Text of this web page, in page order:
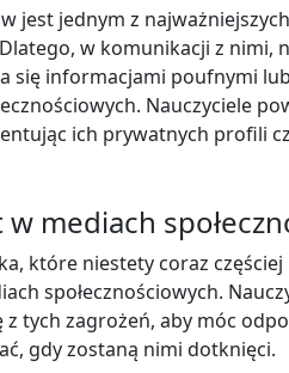
jest jednym z
w komunikacji z nimi,
się informacjami poufnymi
Nauczyciele
ich prywatnych profili
mediach
które niestety coraz
społecznościowych.
tych zagrożeń, aby móc
gdy zostaną nimi dotknięci.